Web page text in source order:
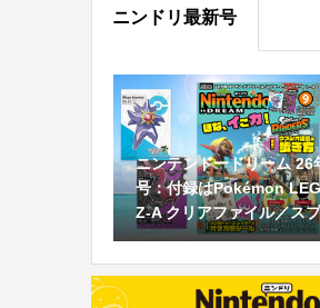
ニンドリ最新号
ニンテンドードリーム 26
号：付録はPokémon
Z-A クリアファイル／ス